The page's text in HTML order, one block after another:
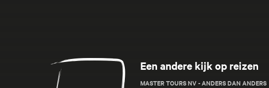
Anders
dan
Anders
Een andere kijk op reizen
MASTER TOURS NV - ANDERS DAN ANDERS